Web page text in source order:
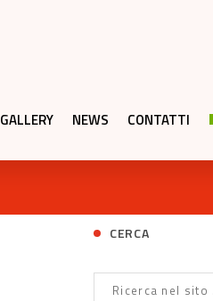
GALLERY NEWS CONTATTI
CERCA